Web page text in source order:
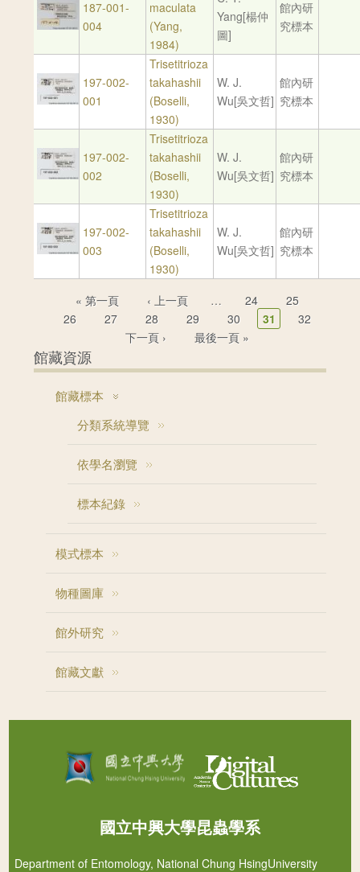
187-001-
004
maculata
(Yang,
1984)
Yang[楊仲
圖]
館內研
究標本
197-002-
001
Trisetitrioza
takahashii
(Boselli,
1930)
W. J.
Wu[吳文哲]
館內研
究標本
197-002-
002
Trisetitrioza
takahashii
(Boselli,
1930)
W. J.
Wu[吳文哲]
館內研
究標本
197-002-
003
Trisetitrioza
takahashii
(Boselli,
1930)
W. J.
Wu[吳文哲]
館內研
究標本
« 第一頁 ‹ 上一頁 … 24
25
26
27 28 29 30 31
32
下一頁 ›
最後一頁 »
館藏資源
館藏標本
分類系統導覽
依學名瀏覽
標本紀錄
模式標本
物種圖庫
館外研究
館藏文獻
國立中興大學昆蟲學系
Department of Entomology, National Chung HsingUniversity